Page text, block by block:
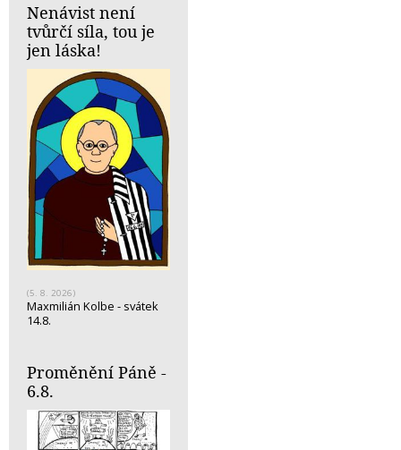
Nenávist není
tvůrčí síla, tou je
jen láska!
(5. 8. 2026)
Maxmilián Kolbe - svátek
14.8.
Proměnění Páně -
6.8.